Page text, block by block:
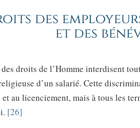
des
et des
droits de l’Homme interdisent
d’un salarié. Cette
et au licenciement, mais à tous les
[26]